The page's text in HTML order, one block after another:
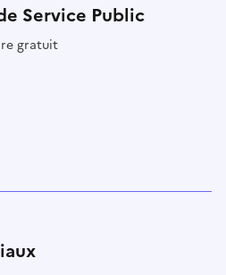
Service Public
gratuit